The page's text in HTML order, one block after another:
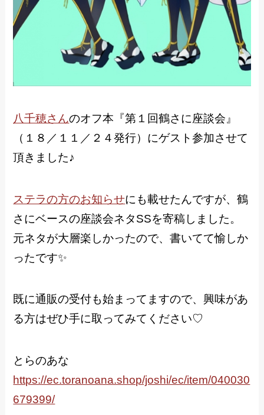
八千穂さんのオフ本『第１回鶴さに座談会』
（１８／１１／２４発行）にゲスト参加させて
頂きました♪
ステラの方のお知らせにも載せたんですが、鶴
さにベースの座談会ネタSSを寄稿しました。
元ネタが大層楽しかったので、書いてて愉しか
ったです✨
既に通販の受付も始まってますので、興味があ
る方はぜひ手に取ってみてください♡
とらのあな
https://ec.toranoana.shop/joshi/ec/item/040030
679399/